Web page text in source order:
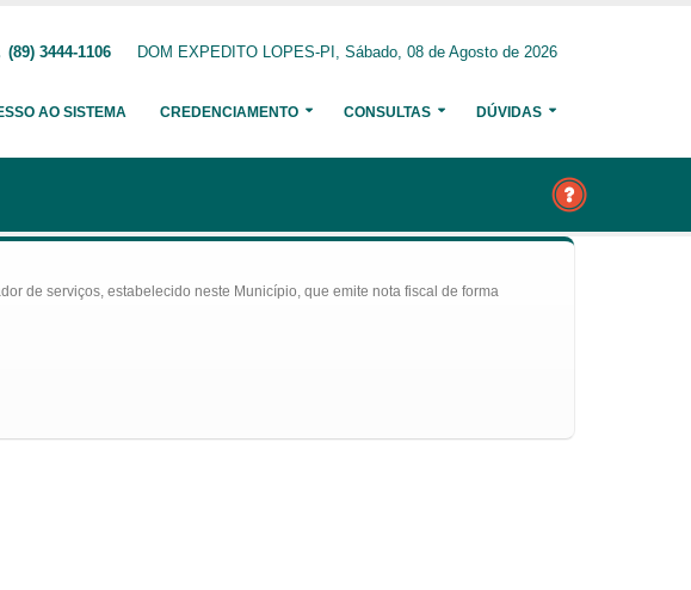
(89) 3444-1106 DOM EXPEDITO LOPES-PI, Sábado, 08 de Agosto de 2026
AO SISTEMA CREDENCIAMENTO CONSULTAS DÚVIDAS
de serviços, estabelecido neste Município, que emite nota fiscal de forma